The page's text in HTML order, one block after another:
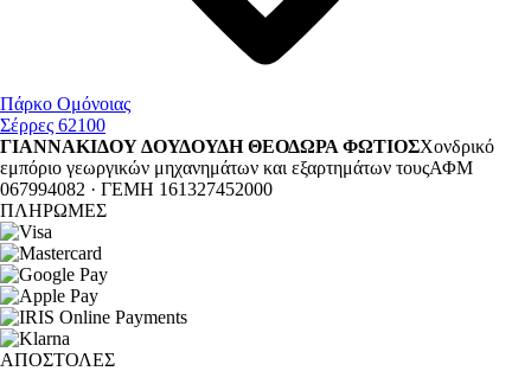
Πάρκο Ομόνοιας
Σέρρες 62100
ΓΙΑΝΝΑΚΙΔΟΥ ΔΟΥΔΟΥΔΗ ΘΕΟΔΩΡΑ ΦΩΤΙΟΣΧονδρικό
εμπόριο γεωργικών μηχανημάτων και εξαρτημάτων τουςΑΦΜ
067994082 · ΓΕΜΗ 161327452000
ΠΛΗΡΩΜΕΣ
ΑΠΟΣΤΟΛΕΣ